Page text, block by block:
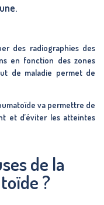
des radiographies des
en fonction des zones
de maladie permet de
va permettre de
et d’éviter les atteintes
de la
?